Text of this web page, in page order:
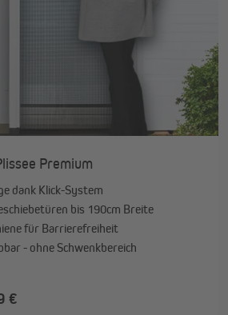
Premium
dank Klick-System
bis 190cm Breite
für Barrierefreiheit
- ohne Schwenkbereich
€